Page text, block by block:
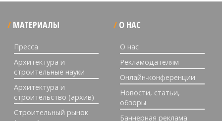
МАТЕРИАЛЫ
Пресса
Архитектура и
строительные науки
Архитектура и
строительство (архив)
Строительный рынок
О НАС
О нас
Рекламодателям
Онлайн-конференции
Новости, статьи,
обзоры
Баннерная реклама